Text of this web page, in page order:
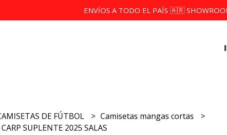
ENVÍOS A TODO EL PAÍS 🇦🇷
DE FÚTBOL
Camisetas mangas cortas
SUPLENTE 2025 SALAS